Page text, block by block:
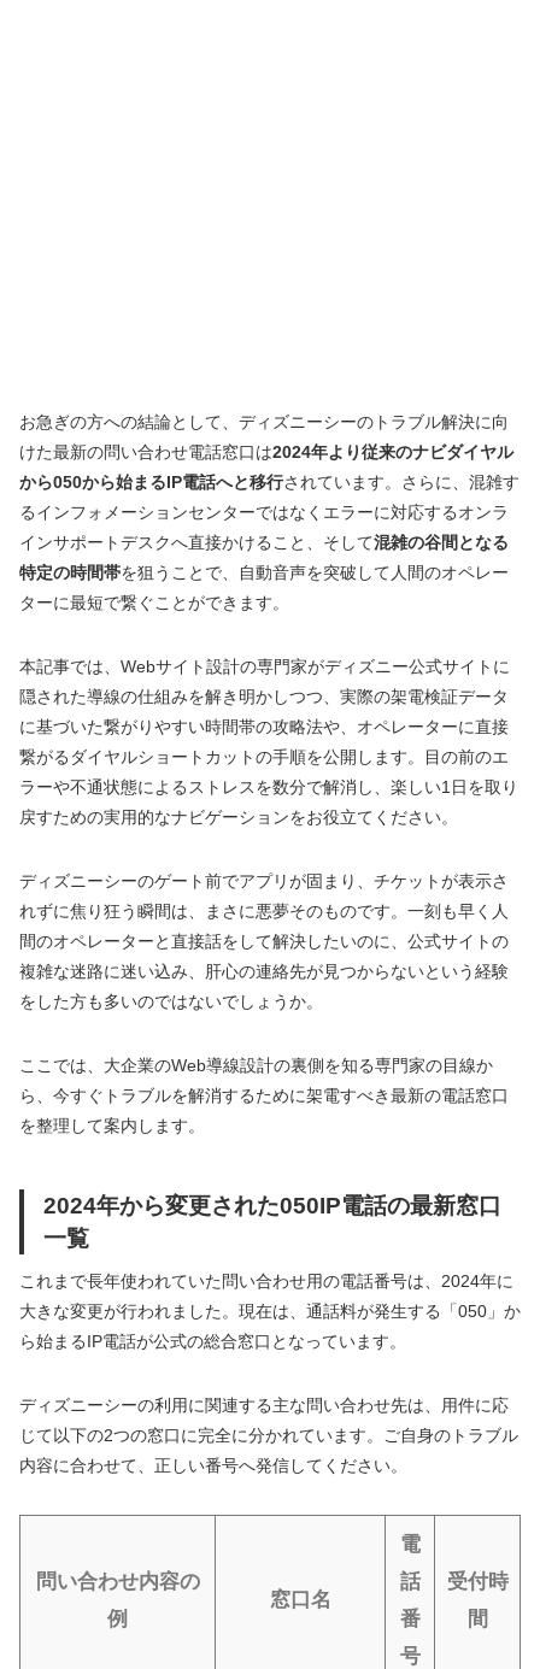
お急ぎの方への結論として、ディズニーシーのトラブル解決に向
けた最新の問い合わせ電話窓口は2024年より従来のナビダイヤル
から050から始まるIP電話へと移行されています。さらに、混雑す
るインフォメーションセンターではなくエラーに対応するオンラ
インサポートデスクへ直接かけること、そして混雑の谷間となる
特定の時間帯を狙うことで、自動音声を突破して人間のオペレー
ターに最短で繋ぐことができます。
本記事では、Webサイト設計の専門家がディズニー公式サイトに
隠された導線の仕組みを解き明かしつつ、実際の架電検証データ
に基づいた繋がりやすい時間帯の攻略法や、オペレーターに直接
繋がるダイヤルショートカットの手順を公開します。目の前のエ
ラーや不通状態によるストレスを数分で解消し、楽しい1日を取り
戻すための実用的なナビゲーションをお役立てください。
ディズニーシーのゲート前でアプリが固まり、チケットが表示さ
れずに焦り狂う瞬間は、まさに悪夢そのものです。一刻も早く人
間のオペレーターと直接話をして解決したいのに、公式サイトの
複雑な迷路に迷い込み、肝心の連絡先が見つからないという経験
をした方も多いのではないでしょうか。
ここでは、大企業のWeb導線設計の裏側を知る専門家の目線か
ら、今すぐトラブルを解消するために架電すべき最新の電話窓口
を整理して案内します。
2024年から変更された050IP電話の最新窓口
一覧
これまで長年使われていた問い合わせ用の電話番号は、2024年に
大きな変更が行われました。現在は、通話料が発生する「050」か
ら始まるIP電話が公式の総合窓口となっています。
ディズニーシーの利用に関連する主な問い合わせ先は、用件に応
じて以下の2つの窓口に完全に分かれています。ご自身のトラブル
内容に合わせて、正しい番号へ発信してください。
問い合わせ内容の
例
窓口名
電
話
番
号
受付時
間